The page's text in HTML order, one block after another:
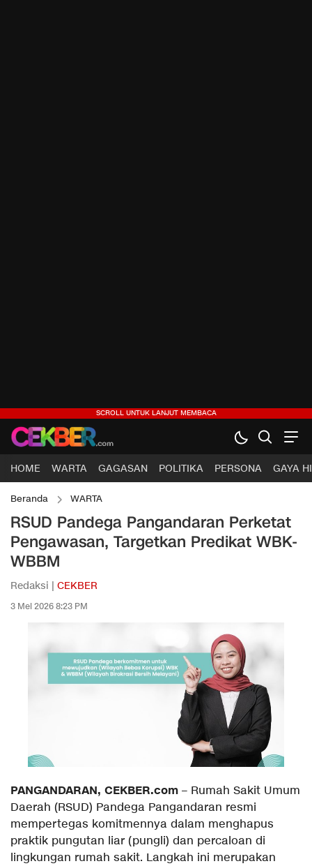
HOME WARTA GAGASAN POLITIKA PERSONA GAYA
Beranda WARTA
RSUD Pandega Pangandaran Perketat
Pengawasan, Targetkan Predikat WBK-
WBBM
Redaksi | CEKBER
3 Mei 2026 8:23 PM
​PANGANDARAN, CEKBER.com – Rumah Sakit Umum
Daerah (RSUD) Pandega Pangandaran resmi
mempertegas komitmennya dalam menghapus
praktik pungutan liar (pungli) dan percaloan di
lingkungan rumah sakit. Langkah ini merupakan